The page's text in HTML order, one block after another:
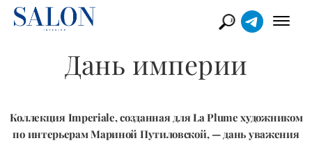
Дань империи
Коллекция Imperiale, созданная для La Plume художником
по интерьерам Мариной Путиловской, — дань уважения